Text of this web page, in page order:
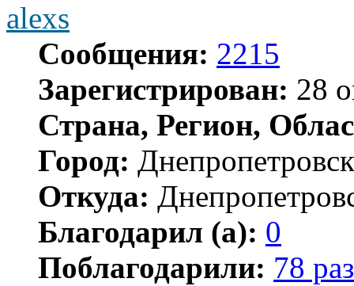
alexs
Сообщения: 2215
Зарегистрирован: 28
Страна, Регион,
Город: Днепропетровск
Откуда:
Благодарил (а): 0
Поблагодарили: 78 раз